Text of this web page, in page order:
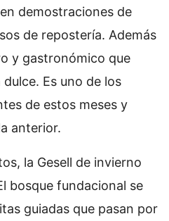
demostraciones de
de repostería. Además
y gastronómico que
Es uno de los
de estos meses y
anterior.
la Gesell de invierno
bosque fundacional se
guiadas que pasan por